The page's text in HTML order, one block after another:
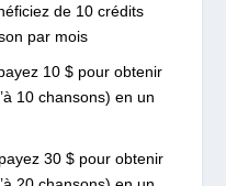
de 10 crédits
par mois
10 $ pour obtenir
10 chansons) en un
30 $ pour obtenir